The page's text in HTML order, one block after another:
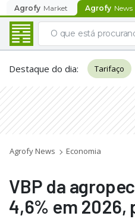
Agrofy Market Agrofy News
Destaque do dia: Tarifaço
Agrofy News Economia
VBP da
4,6% em 2026,